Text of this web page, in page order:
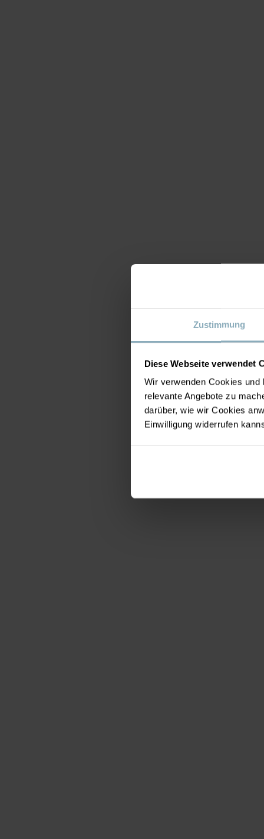
Zustimmung
Diese Webseite verwendet
Wir verwenden Cookies und
relevante Angebote zu
darüber, wie wir Cookies
Einwilligung widerrufen